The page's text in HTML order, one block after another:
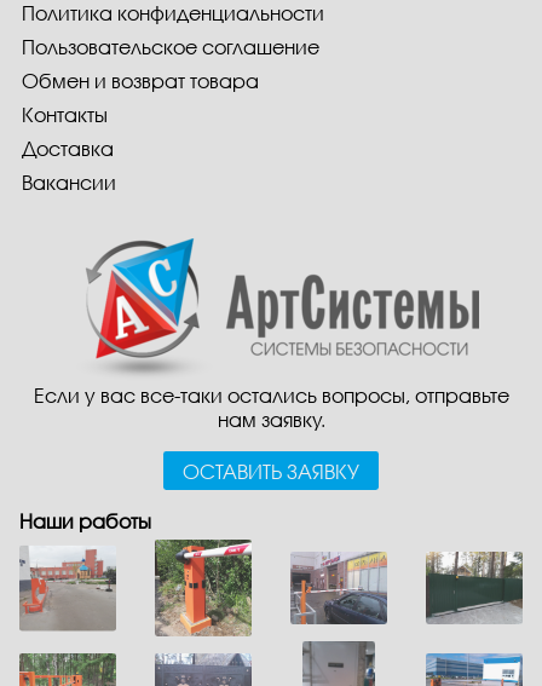
Если у вас все-таки остались вопросы, отправьте
нам заявку.
ОСТАВИТЬ ЗАЯВКУ
Политика конфиденциальности
Пользовательское соглашение
Обмен и возврат товара
Контакты
Доставка
Вакансии
Наши работы